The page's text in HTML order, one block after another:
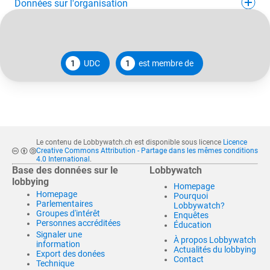
Données sur l'organisation
1 UDC 1 est membre de
Le contenu de Lobbywatch.ch est disponible sous licence Licence
Creative Commons Attribution - Partage dans les mêmes conditions
4.0 International .
Base des données sur le
lobbying
Homepage
Parlementaires
Groupes d'intérêt
Personnes accréditées
Signaler une
information
Export des donées
Technique
Lobbywatch
Homepage
Pourquoi
Lobbywatch?
Enquêtes
Éducation
À propos Lobbywatch
Actualités du lobbying
Contact